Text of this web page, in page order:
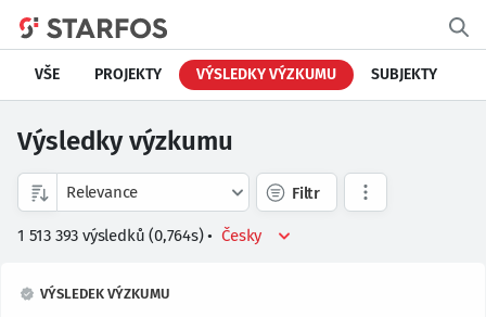
VŠE PROJEKTY VÝSLEDKY VÝZKUMU SUBJEKTY
Výsledky výzkumu
1 513 393 výsledků (0,764s)•
Filtr
VÝSLEDEK VÝZKUMU